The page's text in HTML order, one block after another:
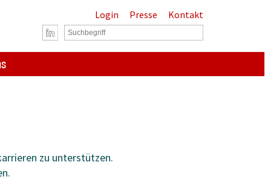
Login Presse Kontakt
zu unterstützen.